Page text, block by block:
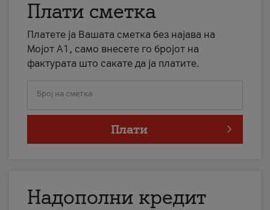
Плати сметка
Платете ја Вашата сметка без најава на
Мојот А1, само внесете го бројот на
фактурата што сакате да ја платите.
Број на сметка
Плати
Надополни кредит